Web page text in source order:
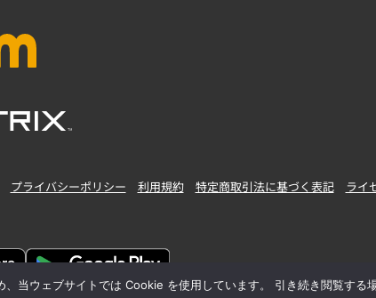
プライバシーポリシー 利用規約 特定商取引法に基づく表記 ライ
当ウェブサイトでは Cookie を使用しています。 引き続き閲覧する